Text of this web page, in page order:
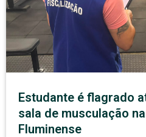
Estudante é flagrado
sala de musculação
Fluminense